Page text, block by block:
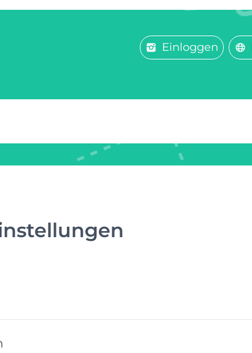
Einloggen